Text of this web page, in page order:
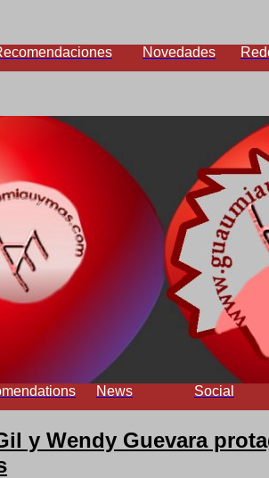
Novedades
News Social
y Wendy Guevara